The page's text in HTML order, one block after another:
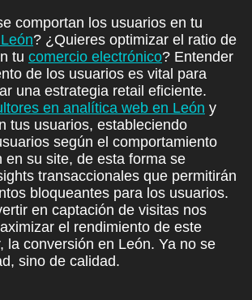
comportan los usuarios en tu
? ¿Quieres optimizar el ratio de
tu comercio electrónico? Entender
de los usuarios es vital para
una estrategia retail eficiente.
en analítica web en León y
tus usuarios, estableciendo
según el comportamiento
en su site, de esta forma se
transaccionales que permitirán
bloqueantes para los usuarios.
en captación de visitas nos
el rendimiento de este
la conversión en León. Ya no se
sino de calidad.